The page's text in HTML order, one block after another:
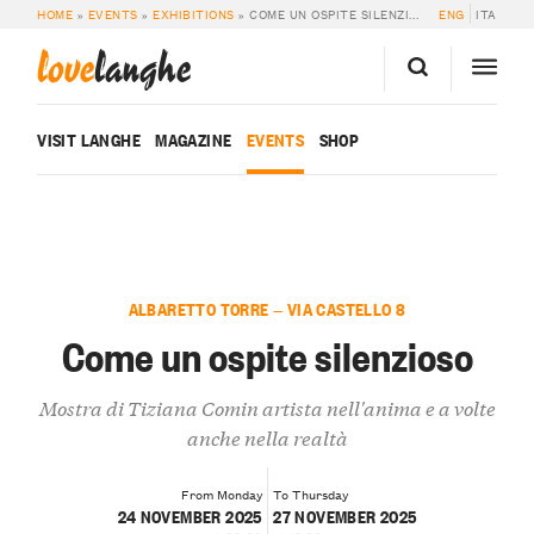
HOME » EVENTS »EXHIBITIONS »COME UN OSPITE SILENZIOSO ENG ITA
lovelanghe
VISIT LANGHE MAGAZINE EVENTS SHOP
ALBARETTO TORRE — VIA CASTELLO 8
Come un ospite silenzioso
Mostra di Tiziana Comin artista nell'anima e a volte
anche nella realtà
From Monday
24 NOVEMBER 2025
To Thursday
27 NOVEMBER 2025